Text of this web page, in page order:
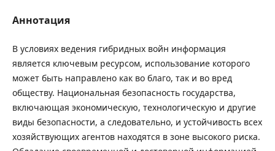
Аннотация
В условиях ведения гибридных войн информация
является ключевым ресурсом, использование которого
может быть направлено как во благо, так и во вред
обществу. Национальная безопасность государства,
включающая экономическую, технологическую и другие
виды безопасности, а следовательно, и устойчивость всех
хозяйствующих агентов находятся в зоне высокого риска.